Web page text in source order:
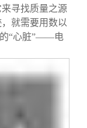
寻找质量之源
就需要用数以
“心脏”——电